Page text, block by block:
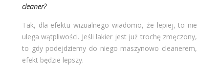
cleaner?
Tak, dla efektu wizualnego wiadomo, że lepiej, to nie
ulega wątpliwości. Jeśli lakier jest już trochę zmęczony,
to gdy podejdziemy do niego maszynowo cleanerem,
efekt będzie lepszy.